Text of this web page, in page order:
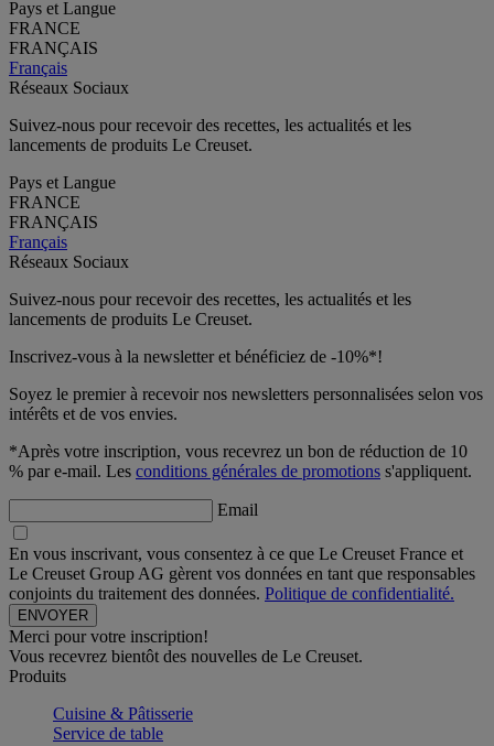
Pays et Langue
FRANCE
FRANÇAIS
Français
Réseaux Sociaux
Suivez-nous pour recevoir des recettes, les actualités et les
lancements de produits Le Creuset.
Pays et Langue
FRANCE
FRANÇAIS
Français
Réseaux Sociaux
Suivez-nous pour recevoir des recettes, les actualités et les
lancements de produits Le Creuset.
Inscrivez-vous à la newsletter et bénéficiez de -10%*!
Soyez le premier à recevoir nos newsletters personnalisées selon vos
intérêts et de vos envies.
*Après votre inscription, vous recevrez un bon de réduction de 10
% par e-mail. Les conditions générales de promotions s'appliquent.
Email
En vous inscrivant, vous consentez à ce que Le Creuset France et
Le Creuset Group AG gèrent vos données en tant que responsables
conjoints du traitement des données. Politique de confidentialité.
Merci pour votre inscription!
Vous recevrez bientôt des nouvelles de Le Creuset.
Produits
Cuisine & Pâtisserie
Service de table